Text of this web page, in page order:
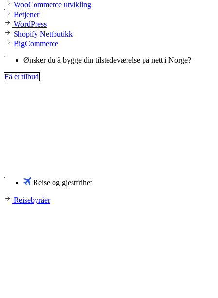
WooCommerce utvikling
Betjener
WordPress
Shopify Nettbutikk
BigCommerce
Ønsker du å bygge din tilstedeværelse på nett i Norge?
Få et tilbud
Reise og gjestfrihet
Reisebyråer